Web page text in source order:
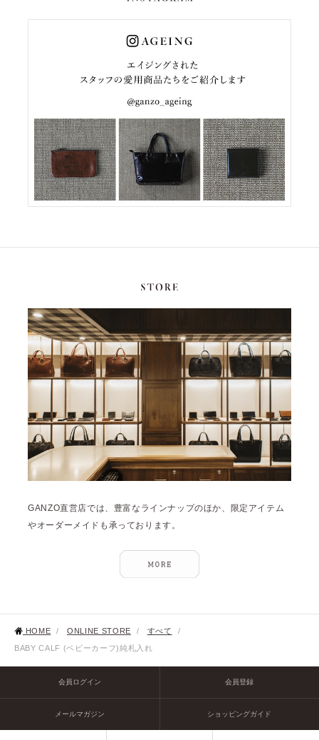
GANZO直営店では、豊富なラインナップのほか、限定アイテム
やオーダーメイドも承っております。
HOME / ONLINE STORE / すべて
/
BABY CALF (ベビーカーフ)純札入れ
会員ログイン 会員登録
メールマガジン ショッピングガイド